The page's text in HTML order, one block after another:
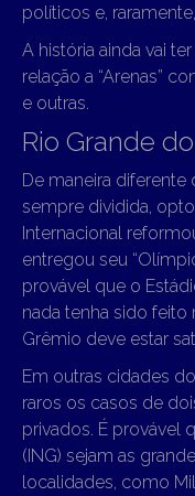
políticos e,
A história ainda vai
relação a “Arenas”
e outras.
Rio Grande
De maneira diferente
sempre dividida,
Internacional
entregou seu
provável que o
nada tenha sido
Grêmio deve estar
Em outras cidades
raros os casos de
privados. É provável
(ING) sejam as
localidades, como